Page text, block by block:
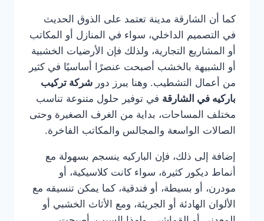
كما أن الشارقة مدينة تعتمد على الذوق الحديث
في التصميم الداخلي، سواء في المنازل أو المكاتب
أو المشاريع التجارية، ولذلك فإن الأرضيات الخشبية
أو الشبيهة بالخشب أصبحت عنصرًا أساسيًا في كثير
من أعمال التشطيب. وهنا يبرز دور شركة تركيب
باركيه في الشارقة في توفير حلول متنوعة تناسب
مختلف المساحات، بداية من الغرف الصغيرة وحتى
الصالات الواسعة والمجالس والمكاتب الفاخرة.
إضافة إلى ذلك، فإن الباركيه ينسجم بسهولة مع
أنماط ديكور كثيرة، سواء كانت كلاسيكية، أو
مودرن، أو بسيطة، أو فندقية، كما يمكن تنسيقه مع
الألوان الهادئة أو الجريئة، ومع الأثاث الخشبي أو